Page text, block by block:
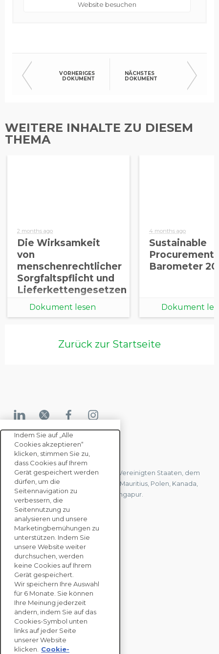
Website besuchen
VORHERIGES
DOKUMENT
NÄCHSTES
DOKUMENT
WEITERE INHALTE ZU DIESEM
THEMA
2 months ago
Die Wirksamkeit
von
menschenrechtlicher
Sorgfaltspflicht und
Lieferkettengesetzen
Dokument lesen
4 months ago
Sustainable
Procurement
Barometer
Dokument
Zurück zur Startseite
KONTAKTIEREN SIE UNS
Wir haben Büros in Frankreich, den Vereinigten Staaten, dem
Vereinigten Königreich, Hongkong, Mauritius, Polen, Kanada,
Deutschland, Japan, Spanien und Singapur.
KONTAKTIEREN SIE
UNS
UNTERNEHMENS
LÖSUNGEN
NACHHALTIGKEITS
BEWERTUNGEN
RESSOURCEN
ÜBER
Indem Sie auf „Alle
Cookies akzeptieren“
klicken, stimmen Sie zu,
dass Cookies auf Ihrem
Gerät gespeichert werden
dürfen, um die
Seitennavigation zu
verbessern, die
Seitennutzung zu
analysieren und unsere
Marketingbemühungen zu
unterstützen. Indem Sie
unsere Website weiter
durchsuchen, werden
keine Cookies auf Ihrem
Gerät gespeichert.
Wir speichern Ihre Auswahl
für 6 Monate. Sie können
Ihre Meinung jederzeit
ändern, indem Sie auf das
Cookies-Symbol unten
links auf jeder Seite
unserer Website
klicken.
Cookie-